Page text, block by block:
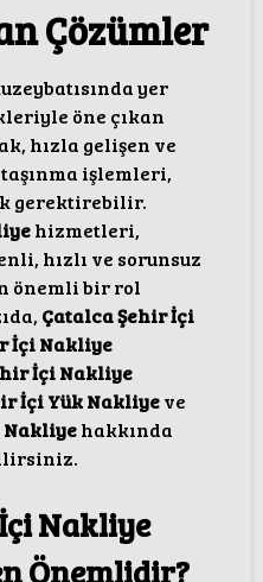
Çözümler
yer
öne çıkan
hızla gelişen ve
işlemleri,
gerektirebilir.
hizmetleri,
hızlı ve sorunsuz
önemli bir rol
Çatalca Şehir İçi
İçi Nakliye
İçi Nakliye
İçi Yük Nakliyeve
Nakliyehakkında
Nakliye
Önemlidir?